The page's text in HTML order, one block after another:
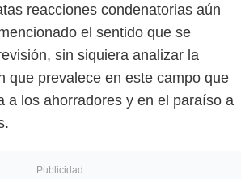
reacciones condenatorias aún
el sentido que se
sin siquiera analizar la
que prevalece en este campo que
a los ahorradores y en el paraíso a